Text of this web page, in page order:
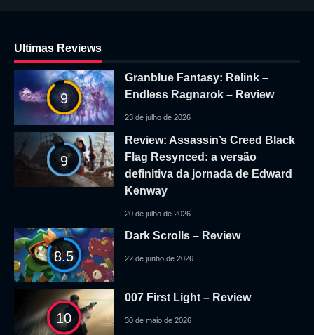
Ultimas Reviews
9
Granblue Fantasy: Relink –
Endless Ragnarok – Review
23 de julho de 2026
9
Review: Assassin’s Creed Black
Flag Resynced: a versão
definitiva da jornada de Edward
Kenway
20 de julho de 2026
8.5
Dark Scrolls – Review
22 de junho de 2026
10
007 First Light – Review
30 de maio de 2026